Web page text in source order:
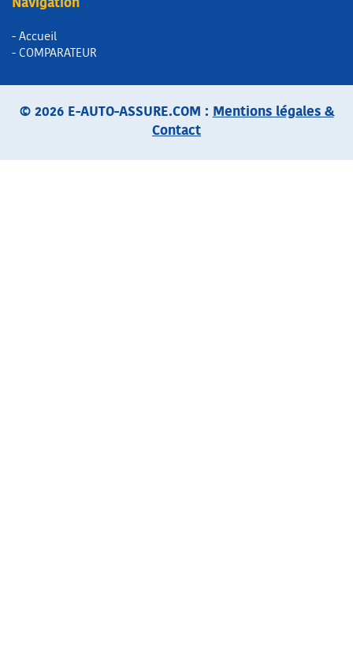
Navigation
- Accueil
- COMPARATEUR
© 2026 E-AUTO-ASSURE.COM : Mentions légales &
Contact